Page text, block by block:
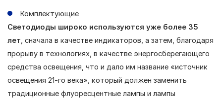
Комплектующие
Светодиоды широко используются уже более 35
лет, сначала в качестве индикаторов, а затем, благодаря
прорыву в технологиях, в качестве энергосберегающего
средства освещения, что и дало им название «источник
освещения 21-го века», который должен заменить
традиционные флуоресцентные лампы и лампы